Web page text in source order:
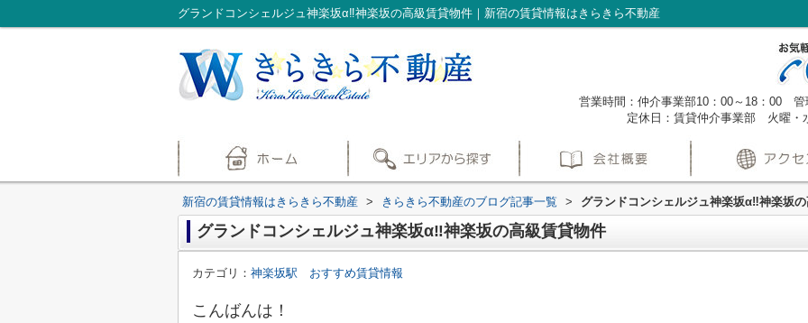
グランドコンシェルジュ神楽坂α‼神楽坂の高級賃貸物件｜新宿の賃貸情報はきらきら不動産
営業時間：仲介事業部10：00～18：00
定休日：賃貸仲介事業部 火曜
新宿の賃貸情報はきらきら不動産 > きらきら不動産のブログ記事一覧 > グランドコンシェルジュ神楽坂α‼神楽坂
グランドコンシェルジュ神楽坂α‼神楽坂の高級賃貸物件
カテゴリ： 神楽坂駅 おすすめ賃貸情報
こんばんは！